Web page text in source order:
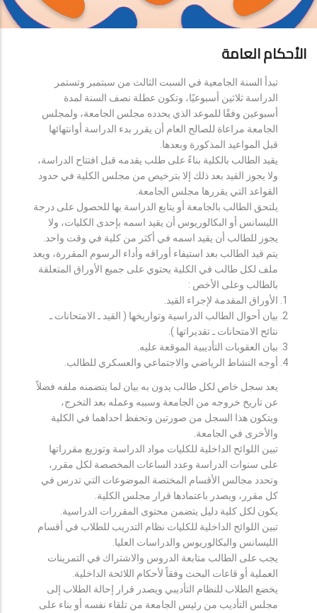
الأحكام العامة
تبدأ السنة الجامعية في السبت الثالث من سبتمبر وتستمر
الدراسة ثلاثين أسبوعيًا، وتكون عطلة نصف السنة لمدة
أسبوعين وفقًا للموعد الذي يحدده مجلس الجامعة، ولمجلس
الجامعة مراعاة للصالح العام أن يقرر بدء الدراسة أوانتهائها
قبل المواعيد المذكورة وبعدها.
يقيد الطالب بالكلية بناءً على طلب يقدمه قبل افتتاح الدراسة،
ولا يجوز القيد بعد ذلك إلا بترخيص من مجلس الكلية في حدود
القواعد التي يقررها مجلس الجامعة.
يلتحق الطالب بالجامعة أو يتابع الدراسة بها للحصول على درجة
الليسانس أو البكالوريوس أن يقيد اسمه بإحدى الكليات، ولا
يجوز للطالب أن يقيد اسمه في أكثر من كلية في وقت واحد.
يتم قيد الطالب بعد استيفاء أوراقه وأداء الرسوم المقررة، ويعد
ملف لكل طالب في الكلية يحتوي على جميع الأوراق المتعلقة
بالطالب وعلى الأخص :
الأوراق المقدمة لإجراء القيد.
بيان أحوال الطالب الدراسية وتواريخها ( القيد ـ الامتحانات ـ
نتائح الامتحانات ـ تقديراتها ).
بيان العقوبات التأديبية الموقعة عليه.
أوجه النشاط الرياضي والاجتماعي والعسكري للطالب.
يعد سجل خاص لكل طالب يدون به بيان لما يتضمنه ملفه فضلاً
عن تاريخ خروجه من الجامعة وسببه وعمله بعد التخرج،
ويتكون هذا السجل من صورتين وتحفظ احداهما في الكلية
والأخرى في الجامعة.
تبين اللوائح الداخلية للكليات مواد الدراسة وتوزيع مقرراتها
على سنوات الدراسة وعدد الساعات المخصصة لكل مقرر،
وتحدد مجالس الأقسام المختصة الموضوعات التي تدرس في
كل مقرر، ويصدر باعتمادها قرار مجلس الكلية.
يكون لكل كلية دليل يتضمن محتوى المقررات الدراسية.
تبين اللوائح الداخلية للكليات نظام التدريب للطلاب في أقسام
الليسانس والبكالوريوس والدراسات العليا.
يجب على الطالب متابعة الدروس والاشتراك في التمرينات
العملية أو قاعات البحث وفقاً لأحكام اللائحة الداخلية.
يخضع الطلاب للنظام التأديبي ويصدر قرار إحالة الطلاب إلى
مجلس التأديب من رئيس الجامعة من تلقاء نفسه أو بناء على